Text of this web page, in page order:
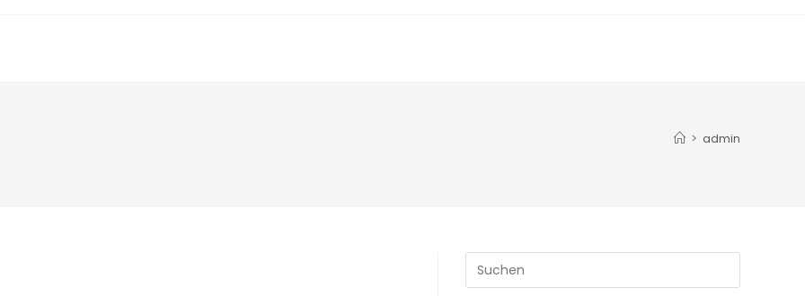
> admin